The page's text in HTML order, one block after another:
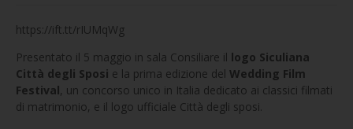
https://ift.tt/rIUMqWg
Presentato il 5 maggio in sala Consiliare il logo Siculiana
Città degli Sposi e la prima edizione del Wedding Film
Festival, un concorso unico in Italia dedicato ai classici filmati
di matrimonio, e il logo ufficiale Città degli sposi.